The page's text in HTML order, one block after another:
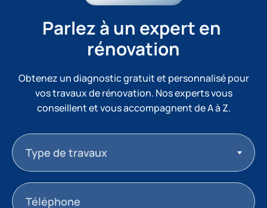
Parlez à un expert en
rénovation
Obtenez un diagnostic gratuit et personnalisé pour
vos travaux de rénovation. Nos experts vous
conseillent et vous accompagnent de A à Z.
Type de travaux